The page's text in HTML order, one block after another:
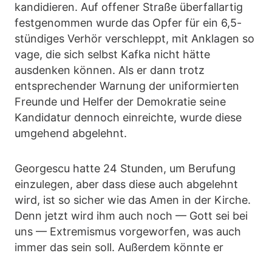
kandidieren. Auf offener Straße überfallartig
festgenommen wurde das Opfer für ein 6,5-
stündiges Verhör verschleppt, mit Anklagen so
vage, die sich selbst Kafka nicht hätte
ausdenken können. Als er dann trotz
entsprechender Warnung der uniformierten
Freunde und Helfer der Demokratie seine
Kandidatur dennoch einreichte, wurde diese
umgehend abgelehnt.
Georgescu hatte 24 Stunden, um Berufung
einzulegen, aber dass diese auch abgelehnt
wird, ist so sicher wie das Amen in der Kirche.
Denn jetzt wird ihm auch noch — Gott sei bei
uns — Extremismus vorgeworfen, was auch
immer das sein soll. Außerdem könnte er